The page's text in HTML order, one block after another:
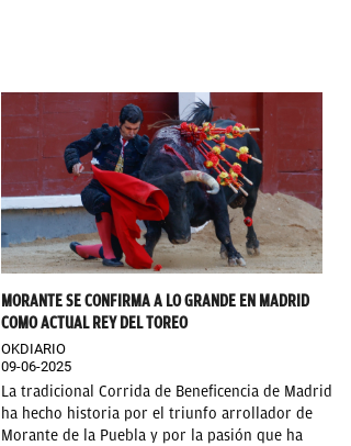
MORANTE SE CONFIRMA A LO GRANDE EN MADRID
COMO ACTUAL REY DEL TOREO
OKDIARIO
09-06-2025
La tradicional Corrida de Beneficencia de Madrid
ha hecho historia por el triunfo arrollador de
Morante de la Puebla y por la pasión que ha